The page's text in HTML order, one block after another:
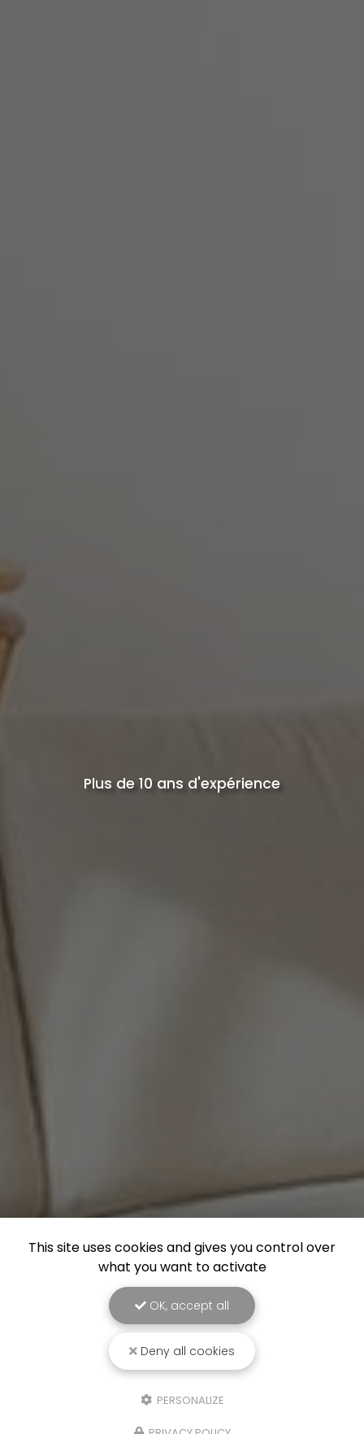
Plus de 10 ans d'expérience
This site uses cookies and gives you control over
what you want to activate
OK, accept all
Deny all cookies
PERSONALIZE